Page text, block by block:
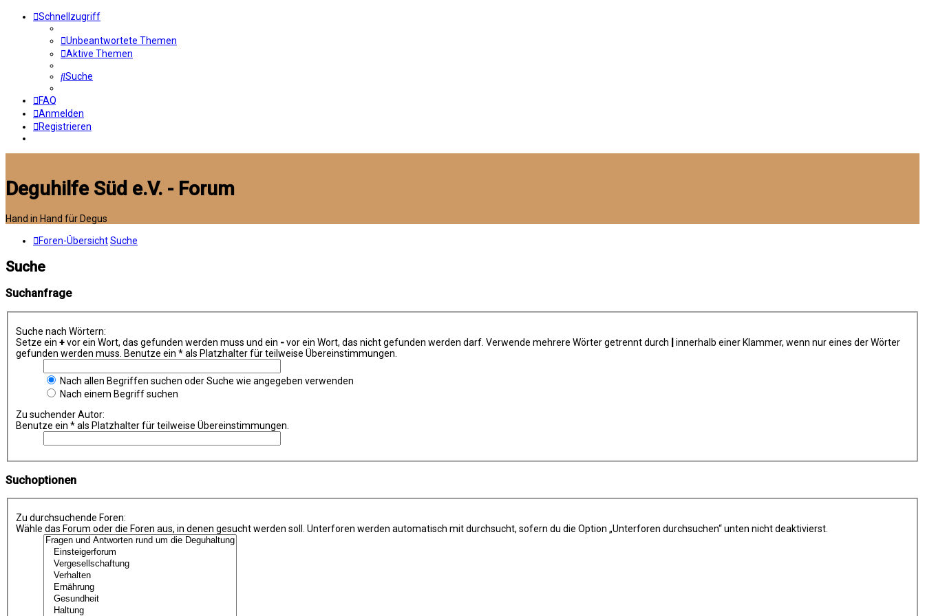
Schnellzugriff
Unbeantwortete Themen
Aktive Themen
Suche
FAQ
Anmelden
Registrieren
Deguhilfe Süd e.V. - Forum
Hand in Hand für Degus
Foren-ÜbersichtSuche
Suche
Suchanfrage
Suche nach Wörtern:
Setze ein +vor ein Wort, das gefunden werden muss und ein -vor ein Wort, das nicht gefunden werden darf. Verwende mehrere Wörter getrennt durch
innerhalb einer Klammer, wenn nur eines der Wörter
gefunden werden muss. Benutze ein * als Platzhalter für teilweise Übereinstimmungen.
Nach allen Begriffen suchen oder Suche wie angegeben verwenden
Nach einem Begriff suchen
Zu suchender Autor:
Benutze ein * als Platzhalter für teilweise Übereinstimmungen.
Suchoptionen
Zu durchsuchende Foren:
Wähle das Forum oder die Foren aus, in denen gesucht werden soll. Unterforen werden automatisch mit durchsucht, sofern du die Option „Unterforen durchsuchen“ unten nicht deaktivierst.